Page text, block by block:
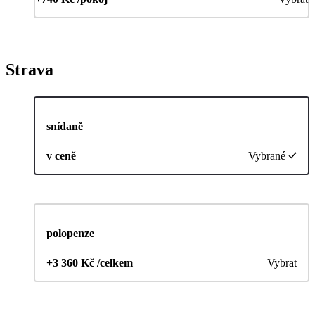
Strava
snídaně
v ceně Vybrané
polopenze
+3 360 Kč /celkem Vybrat